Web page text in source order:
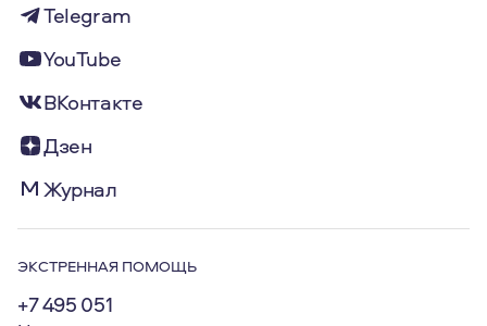
Telegram
YouTube
ВКонтакте
Дзен
Журнал
ЭКСТРЕННАЯ ПОМОЩЬ
+7 495 051